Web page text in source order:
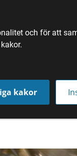
och för att
kakor